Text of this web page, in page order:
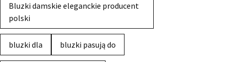
Bluzki damskie eleganckie producent
polski
bluzki dla bluzki pasują do